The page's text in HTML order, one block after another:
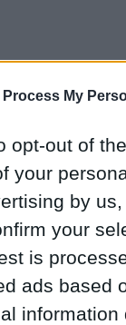
Process My
opt-out of
your
by
your
is
ads based